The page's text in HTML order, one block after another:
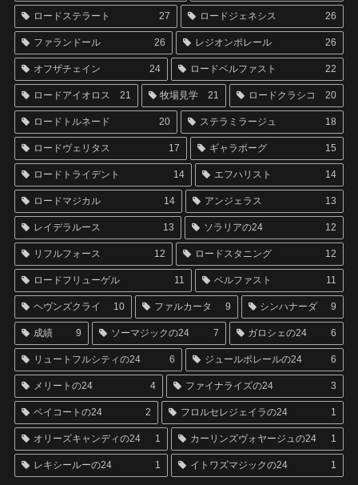
ロードステラート 27 ロードジェネシス 26
ファランドール 26 レジオンポレール 26
オフザチェイン 24 ロードベルファスト 22
ロードアイオロス 21 牧場見学 21 ロードクラシコ 20
ロードトルネード 20 ステラミラージュ 18
ロードヴェリタス 17 ギャラボーグ 15
ロードトライデント 14 エフハリスト 14
ロードマジカル 14 アンジェラス 13
レイデラルース 13 ソラリアの24 12
リフルフォース 12 ロードスタニング 12
ロードフリューゲル 11 ベルファスト 11
ヘヴンズクライ 10 ファルカータ 9 シンハナーダ 9
成績 9 ソーマジックの24 7 ガロシェの24 6
リュートフルシティの24 6 ジュールポレールの24 6
メリートの24 4 ファイナライズの24 3
ベイコートの24 2 フロルセレジェイラの24 1
オリーズキャンディの24 1 カーリンズヴォヤージュの24 1
レキシールーの24 1 イトワズマジックの24 1